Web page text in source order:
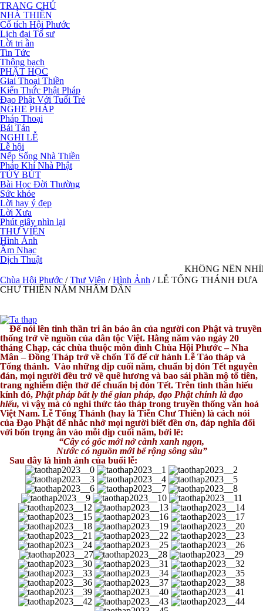
TRANG CHỦ
NHÀ THIỀN
Cổ tích Hội Phước
Lịch đại Tổ sư
Lời tri ân
Tin Tức
Thông bạch
PHẬT HỌC
Giai Thoại Thiền
Kiến Thức Phật Pháp
Đạo Phật Với Tuổi Trẻ
NGHE PHÁP
Pháp Thoại
Bái Tán
NGHI LỄ
Lễ hội
Nếp Sống Nhà Thiền
Pháp Khí Nhà Phật
TÙY BÚT
Bài Học Đời Thường
Sức khỏe
Lời hay ý đẹp
Lời Xưa
Phút giây nhìn lại
THƯ VIỆN
Hình Ảnh
Âm Nhạc
Dịch Thuật
KHÔNG NÊN
Chùa Hội Phước / Thư Viện / Hình Ảnh / LỄ TỐNG THÁNH ĐƯA
CHƯ THIÊN NĂM NHÂM DẦN
Để nói lên tinh thần tri ân báo ân của người con Phật và truyền
thống trở về nguồn của dân tộc Việt. Hằng năm vào ngày 20
tháng Chạp, các chùa thuộc môn đình Chùa Hội Phước – Nha
Mân – Đồng Tháp trở về chốn Tổ để cử hành Lễ Tảo tháp và
Tống thánh. Vào những dịp cuối năm, chuẩn bị đón Tết nguyên
đán, mọi người đều trở về quê hương và bao sái phần mộ tổ tiên,
trang nghiêm điện thờ để chuẩn bị đón Tết. Trên tinh thần hiếu
kính đó, Phật pháp bất ly thế gian pháp, đạo Phật chính là đạo
hiếu, vì vậỵ mà có nghi thức tảo tháp trong truyền thống văn hoá
Việt Nam. Lễ Tống Thánh (hay là Tiễn Chư Thiên) là cách nói
của Đạo Phật để nhắc nhở mọi người biết đền ơn, đáp nghĩa đối
với bốn trọng ân vào mỗi dịp cuối năm, bởi lẽ:
“Cây có gốc mới nở cành xanh ngọn,
Nước có nguồn mới bể rộng sông sâu”
Sau đây là hình ảnh của buổi lễ: